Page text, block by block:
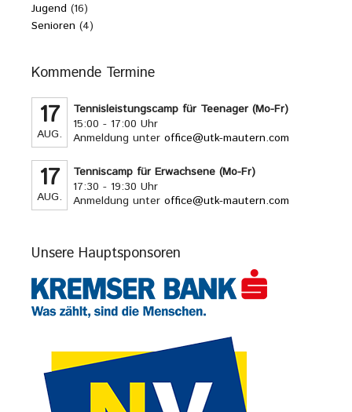
Jugend (16)
Senioren (4)
Kommende Termine
17
AUG.
Tennisleistungscamp für Teenager (Mo-Fr)
15:00 - 17:00 Uhr
Anmeldung unteroffice@utk-mautern.com
17
AUG.
Tenniscamp für Erwachsene (Mo-Fr)
17:30 - 19:30 Uhr
Anmeldung unteroffice@utk-mautern.com
Unsere Hauptsponsoren